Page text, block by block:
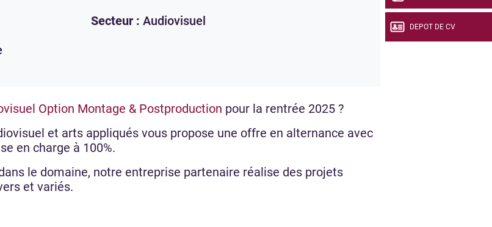
DEPOT DE CV
Secteur : Audiovisuel
Option Montage & Postproduction pour la rentrée 2025 ?
et arts appliqués vous propose une offre en alternance avec
en charge à 100%.
le domaine, notre entreprise partenaire réalise des projets
et variés.